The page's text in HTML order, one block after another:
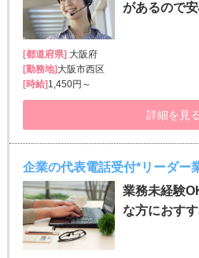
があるので
[都道府県] 大阪府
[勤務地] 大阪市西区
[時給] 1,450円～
詳細を見る
企業の代表電話受付*リーダー
業務未経験
な方におす